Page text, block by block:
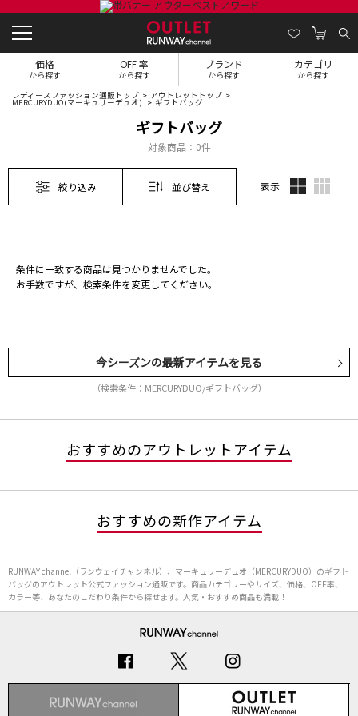
価格
から探す
OFF 率
から探す
ブランド
から探す
カテゴリ
から探す
レディースファッション通販トップ アウトレットトップ
MERCURYDUO(マーキュリーデュオ) ギフトバッグ
ギフトバッグ
対象商品： 0件
絞り込み 並び替え 表示
条件に一致する商品は見つかりませんでした。
お手数ですが、検索条件を変更してください。
今シーズンの最新アイテムを見る
（検索条件：MERCURYDUO/ギフトバッグ）
おすすめのアウトレットアイテム
おすすめの新作アイテム
RUNWAY channel（ランウェイチャンネル）、マーキュリーデュオ（MERCURYDUO）のギフト
バッグのアウトレット公式ファッション通販です。商品カテゴリーやサイズ、価格、OFF率、
カラー等、あなたのこだわり条件から探せます。人気・おすすめ商品も満載！